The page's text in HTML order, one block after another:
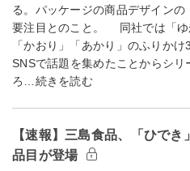
る。パッケージの商品デザインの
要注目とのこと。 同社では「ゆ
「かおり」「あかり」のふりかけ
SNSで話題を集めたことからシ
ろ…続きを読む
【速報】三島食品、「ひで
品目が登場